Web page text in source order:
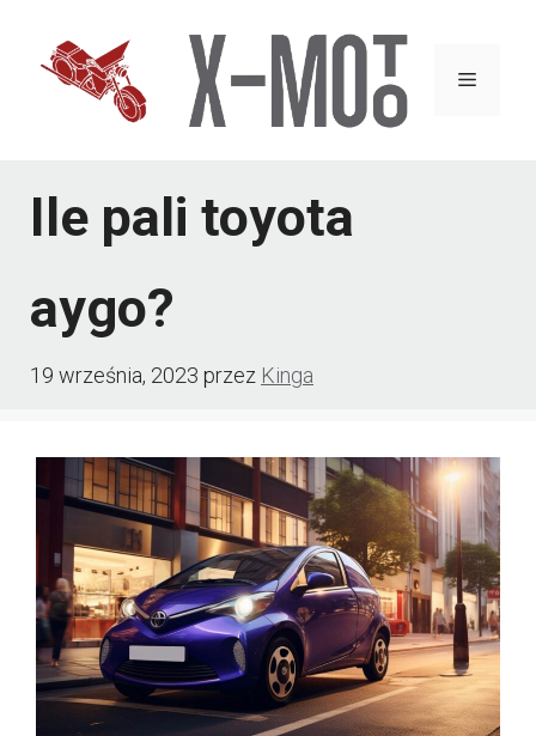
Menu
Ile pali toyota
aygo?
19 września, 2023 przez Kinga